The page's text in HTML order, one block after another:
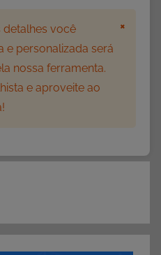
detalhes você
e personalizada será
nossa ferramenta.
e aproveite ao
×